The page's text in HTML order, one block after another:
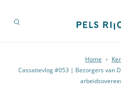
Home ›
Cassatievlog #053 | Bezorgers van